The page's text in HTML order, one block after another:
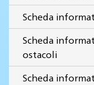
Scheda
Scheda
ostacoli
Scheda